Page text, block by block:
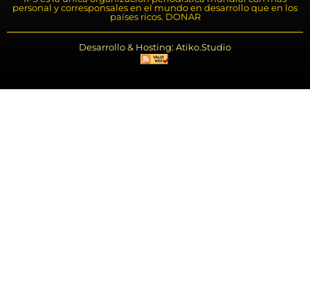
personal y corresponsales en el mundo en desarrollo que en los
países ricos. DONAR
Desarrollo & Hosting: Atiko.Studio